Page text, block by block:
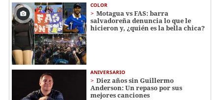
COLOR
Motagua vs FAS: barra
salvadoreña denuncia lo que le
hicieron y, ¿quién es la bella chica?
ANIVERSARIO
Diez años sin Guillermo
Anderson: Un repaso por sus
mejores canciones